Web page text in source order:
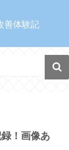
善体験記
！画像あ